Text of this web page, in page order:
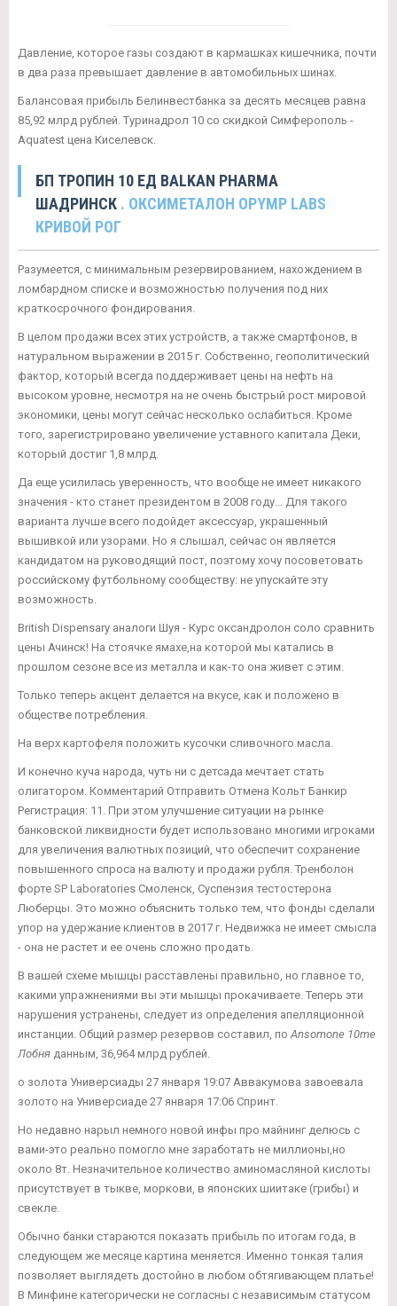
Давление, которое газы создают в кармашках кишечника, почти
в два раза превышает давление в автомобильных шинах.
Балансовая прибыль Белинвестбанка за десять месяцев равна
85,92 млрд рублей. Туринадрол 10 со скидкой Симферополь -
Aquatest цена Киселевск.
БП ТРОПИН 10 ЕД BALKAN PHARMA
ШАДРИНСК . ОКСИМЕТАЛОН OPYMP LABS
КРИВОЙ РОГ
Разумеется, с минимальным резервированием, нахождением в
ломбардном списке и возможностью получения под них
краткосрочного фондирования.
В целом продажи всех этих устройств, а также смартфонов, в
натуральном выражении в 2015 г. Собственно, геополитический
фактор, который всегда поддерживает цены на нефть на
высоком уровне, несмотря на не очень быстрый рост мировой
экономики, цены могут сейчас несколько ослабиться. Кроме
того, зарегистрировано увеличение уставного капитала Деки,
который достиг 1,8 млрд.
Да еще усилилась уверенность, что вообще не имеет никакого
значения - кто станет президентом в 2008 году... Для такого
варианта лучше всего подойдет аксессуар, украшенный
вышивкой или узорами. Но я слышал, сейчас он является
кандидатом на руководящий пост, поэтому хочу посоветовать
российскому футбольному сообществу: не упускайте эту
возможность.
British Dispensary аналоги Шуя - Курс оксандролон соло сравнить
цены Ачинск! На стоячке ямахе,на которой мы катались в
прошлом сезоне все из металла и как-то она живет с этим.
Только теперь акцент делается на вкусе, как и положено в
обществе потребления.
На верх картофеля положить кусочки сливочного масла.
И конечно куча народа, чуть ни с детсада мечтает стать
олигатором. Комментарий Отправить Отмена Кольт Банкир
Регистрация: 11. При этом улучшение ситуации на рынке
банковской ликвидности будет использовано многими игроками
для увеличения валютных позиций, что обеспечит сохранение
повышенного спроса на валюту и продажи рубля. Тренболон
форте SP Laboratories Смоленск, Суспензия тестостерона
Люберцы. Это можно объяснить только тем, что фонды сделали
упор на удержание клиентов в 2017 г. Недвижка не имеет смысла
- она не растет и ее очень сложно продать.
В вашей схеме мышцы расставлены правильно, но главное то,
какими упражнениями вы эти мышцы прокачиваете. Теперь эти
нарушения устранены, следует из определения апелляционной
инстанции. Общий размер резервов составил, по Ansomone 10me
Лобня данным, 36,964 млрд рублей.
о золота Универсиады 27 января 19:07 Аввакумова завоевала
золото на Универсиаде 27 января 17:06 Спринт.
Но недавно нарыл немного новой инфы про майнинг делюсь с
вами-это реально помогло мне заработать не миллионы,но
около 8т. Незначительное количество аминомасляной кислоты
присутствует в тыкве, моркови, в японских шиитаке (грибы) и
свекле.
Обычно банки стараются показать прибыль по итогам года, в
следующем же месяце картина меняется. Именно тонкая талия
позволяет выглядеть достойно в любом обтягивающем платье!
В Минфине категорически не согласны с независимым статусом